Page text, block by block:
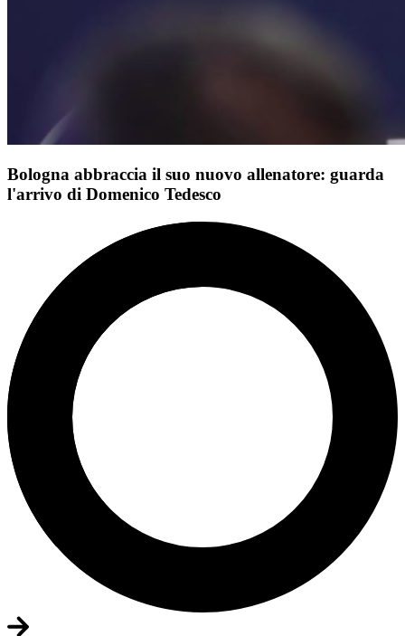
Bologna abbraccia il suo nuovo allenatore: guarda
l'arrivo di Domenico Tedesco